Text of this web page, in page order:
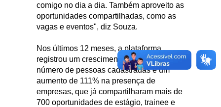
comigo no dia a dia. Também aproveito as
oportunidades compartilhadas, como as
vagas e eventos", diz Souza.
Nos últimos 12 meses, a plataforma
registrou um crescimento de 70% no
número de pessoas cadastradas e um
aumento de 111% na presença de
empresas, que já compartilharam mais de
700 oportunidades de estágio, trainee e